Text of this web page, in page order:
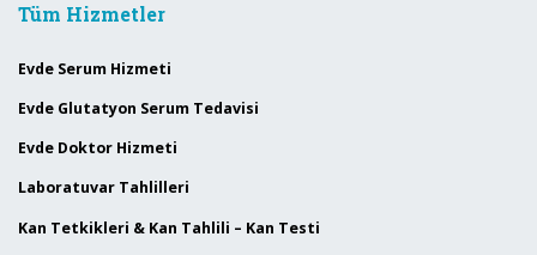
Tüm Hizmetler
Evde Serum Hizmeti
Evde Glutatyon Serum Tedavisi
Evde Doktor Hizmeti
Laboratuvar Tahlilleri
Kan Tetkikleri & Kan Tahlili – Kan Testi